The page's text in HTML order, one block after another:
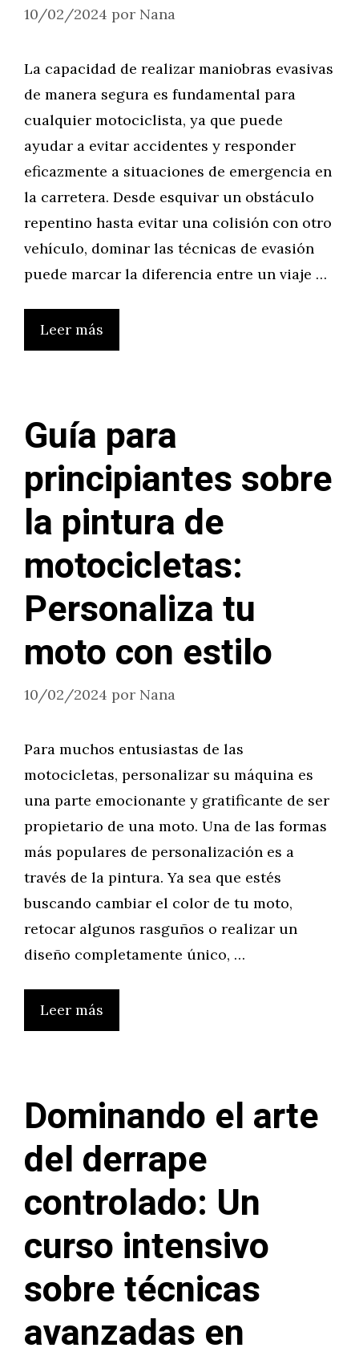
10/02/2024 por Nana
La capacidad de realizar maniobras evasivas
de manera segura es fundamental para
cualquier motociclista, ya que puede
ayudar a evitar accidentes y responder
eficazmente a situaciones de emergencia en
la carretera. Desde esquivar un obstáculo
repentino hasta evitar una colisión con otro
vehículo, dominar las técnicas de evasión
puede marcar la diferencia entre un viaje …
Leer más
Guía para
principiantes sobre
la pintura de
motocicletas:
Personaliza tu
moto con estilo
10/02/2024 por Nana
Para muchos entusiastas de las
motocicletas, personalizar su máquina es
una parte emocionante y gratificante de ser
propietario de una moto. Una de las formas
más populares de personalización es a
través de la pintura. Ya sea que estés
buscando cambiar el color de tu moto,
retocar algunos rasguños o realizar un
diseño completamente único, …
Leer más
Dominando el arte
del derrape
controlado: Un
curso intensivo
sobre técnicas
avanzadas en